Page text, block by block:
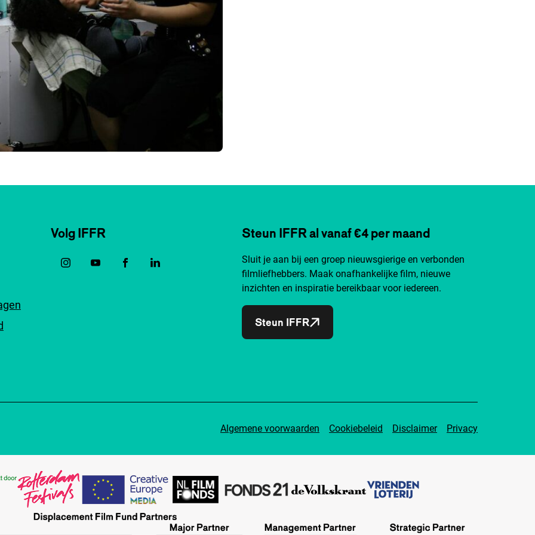
Volg IFFR Steun IFFR al vanaf €4 per maand
Sluit je aan bij een groep nieuwsgierige en verbonden
filmliefhebbers. Maak onafhankelijke film, nieuwe
inzichten en inspiratie bereikbaar voor iedereen.
Steun IFFR
Algemene voorwaarden Cookiebeleid Disclaimer Privacy